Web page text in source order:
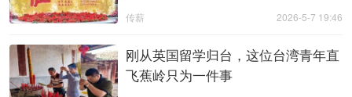
2026-5-7 19:46
传薪
刚从英国留学归台，这位台湾青年直
飞蕉岭只为一件事